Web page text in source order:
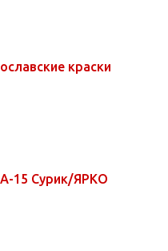
краски
15 Сурик/ЯРКО